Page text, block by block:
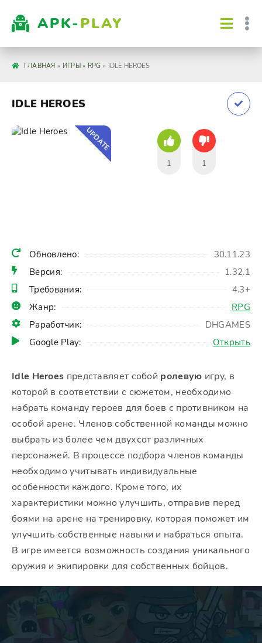
APK-PLAY
ГЛАВНАЯ » ИГРЫ» RPG » IDLE HEROES
IDLE HEROES
Обновлено:
30.11.23
Версия:
1.32.1
Требования:
4.3+
Жанр:
RPG
Раработчик:
DHGAMES
Google Play:
Открыть
UPDATE
1 1
Idle Heroes представляет собой ролевую игру, в
которой в соответствии с сюжетом, необходимо
набрать команду героев для боев с противником на
особой арене. Членов собственной команды можно
выбрать из более чем двухсот различных
персонажей. В процессе подбора членов команды
необходимо учитывать индивидуальные
особенности каждого. Кроме того, их
характеристики можно улучшить, отправив перед
боями на арене на тренировку, которая поможет им
улучшить собственные навыки и набраться опыта.
В игре имеется возможность создания уникального
оружия и экипировки для собственных бойцов.